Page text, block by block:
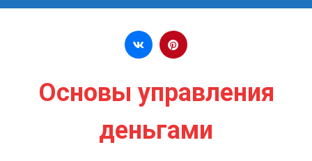
Перейти к содержимому
Основы управления
деньгами